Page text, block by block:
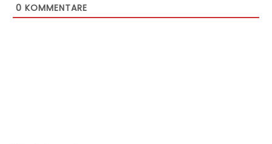
0 KOMMENTARE